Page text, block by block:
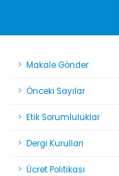
Makale Gönder
Önceki Sayılar
Etik Sorumluluklar
Dergi Kurulları
Ücret Politikası